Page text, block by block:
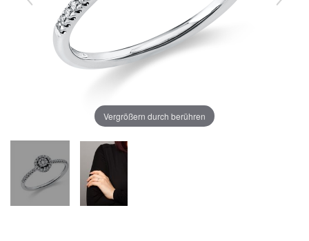
Vergrößern durch berühren